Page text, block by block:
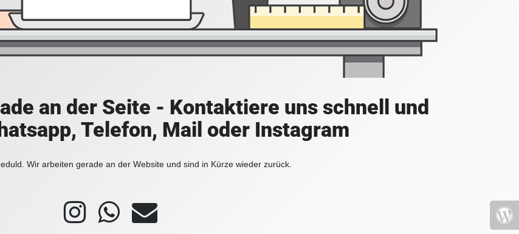
an der Seite - Kontaktiere uns schnell und
Telefon, Mail oder Instagram
Wir arbeiten gerade an der Website und sind in Kürze wieder zurück.